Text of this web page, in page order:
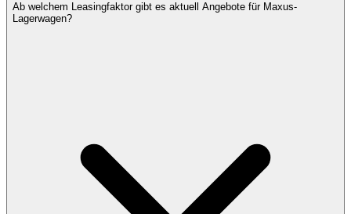
Ab welchem Leasingfaktor gibt es aktuell Angebote für Maxus-
Lagerwagen?